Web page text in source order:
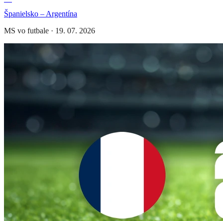
Španielsko – Argentína
MS vo futbale · 19. 07. 2026